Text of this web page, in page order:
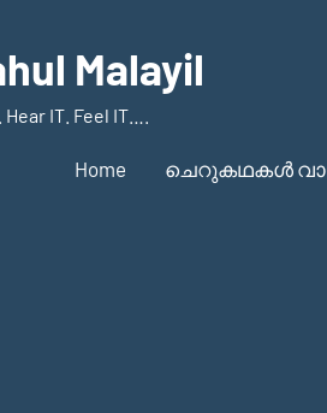
Malayil
Hear IT. Feel IT….
Home ചെറുകഥകൾ